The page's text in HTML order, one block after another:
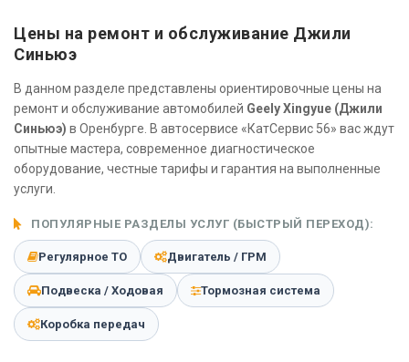
Цены на ремонт и обслуживание Джили
Синьюэ
В данном разделе представлены ориентировочные цены на
ремонт и обслуживание автомобилей Geely Xingyue (Джили
Синьюэ) в Оренбурге. В автосервисе «КатСервис 56» вас ждут
опытные мастера, современное диагностическое
оборудование, честные тарифы и гарантия на выполненные
услуги.
ПОПУЛЯРНЫЕ РАЗДЕЛЫ УСЛУГ (БЫСТРЫЙ ПЕРЕХОД):
Регулярное ТО Двигатель / ГРМ
Подвеска / Ходовая Тормозная система
Коробка передач